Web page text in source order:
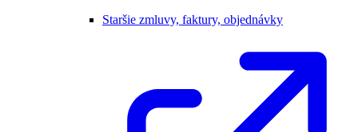
Staršie zmluvy, faktury, objednávky